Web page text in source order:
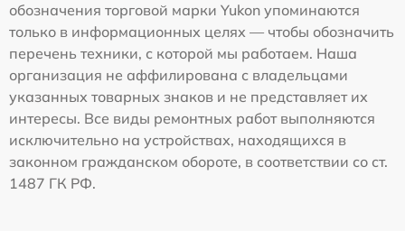
обозначения торговой марки Yukon упоминаются
только в информационных целях — чтобы обозначить
перечень техники, с которой мы работаем. Наша
организация не аффилирована с владельцами
указанных товарных знаков и не представляет их
интересы. Все виды ремонтных работ выполняются
исключительно на устройствах, находящихся в
законном гражданском обороте, в соответствии со ст.
1487 ГК РФ.